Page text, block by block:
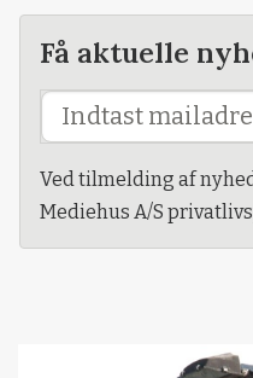
Få aktuelle
Ved tilmelding af
Mediehus A/S